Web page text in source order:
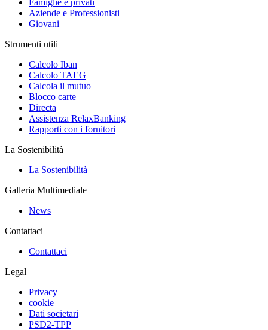
Aziende e Professionisti
Giovani
Strumenti utili
Calcolo Iban
Calcolo TAEG
Calcola il mutuo
Blocco carte
Directa
Assistenza RelaxBanking
Rapporti con i fornitori
La Sostenibilità
La Sostenibilità
Galleria Multimediale
News
Contattaci
Contattaci
Legal
Privacy
cookie
Dati societari
PSD2-TPP